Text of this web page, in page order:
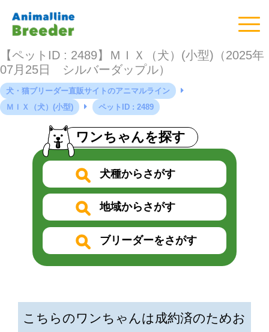
【ペットID : 2489】ＭＩＸ（犬）(小型)（2025年
07月25日 シルバーダップル）
犬・猫ブリーダー直販サイトのアニマルライン
ＭＩＸ（犬）(小型)
ペットID : 2489
ワンちゃんを探す
犬種からさがす
地域からさがす
ブリーダーをさがす
こちらのワンちゃんは成約済のためお